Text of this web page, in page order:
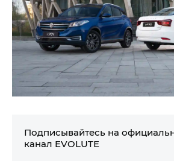
Подписывайтесь на
канал EVOLUTE